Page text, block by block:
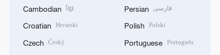
Cambodian ខ្មែរ
Croatian Hrvatski
Czech Český
Persian فارسی
Polish Polski
Portuguese Português